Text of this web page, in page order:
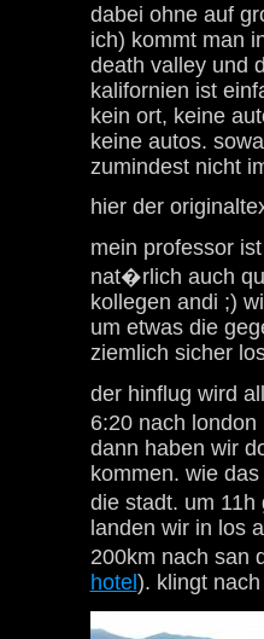
dabei ohne auf
ich) kommt man
death valley und
kalifornien ist
kein ort, keine
keine autos.
zumindest nicht
hier der
mein professor
nat�rlich auch
kollegen andi ;)
um etwas die
ziemlich sicher
der hinflug wird
6:20 nach
dann haben wir
kommen. wie
die stadt. um
landen wir in los
200km nach san
hotel). klingt